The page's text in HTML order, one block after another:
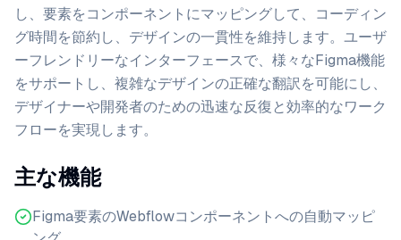
し、要素をコンポーネントにマッピングして、コーディン
グ時間を節約し、デザインの一貫性を維持します。ユーザ
ーフレンドリーなインターフェースで、様々なFigma機能
をサポートし、複雑なデザインの正確な翻訳を可能にし、
デザイナーや開発者のための迅速な反復と効率的なワーク
フローを実現します。
主な機能
Figma要素のWebflowコンポーネントへの自動マッピ